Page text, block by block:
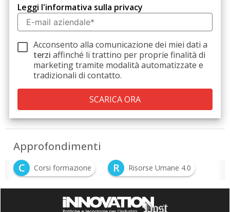
Leggi l'informativa sulla privacy
Acconsento alla comunicazione dei miei dati a
terzi affinché li trattino per proprie finalità di
marketing tramite modalità automatizzate e
tradizionali di contatto.
Approfondimenti
C
Corsi formazione R Risorse Umane 4.0
S smart manufacturing